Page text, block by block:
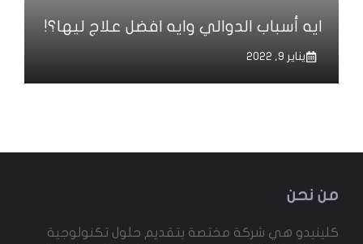
ايه أسباب الدوالي وايه افضل علاج ليها؟!
يناير 9, 2022
من نحن
كلينيدو هي شركة مختصة بتقديم حلول تكنولوجية